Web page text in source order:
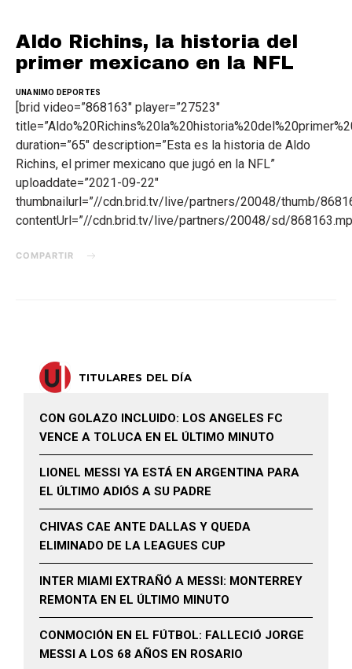
Aldo Richins, la historia del
primer mexicano en la NFL
UNANIMO DEPORTES
[brid video=”868163″ player=”27523″
duration=”65″ description=”Esta es la historia de Aldo
Richins, el primer mexicano que jugó en la NFL”
uploaddate=”2021-09-22″
thumbnailurl=”//cdn.brid.tv/live/partners/20048/thumb/
contentUrl=”//cdn.brid.tv/live/partners/20048/sd/
COMPARTIR
TITULARES DEL DÍA
CON GOLAZO INCLUIDO: LOS ANGELES FC
VENCE A TOLUCA EN EL ÚLTIMO MINUTO
LIONEL MESSI YA ESTÁ EN ARGENTINA PARA
EL ÚLTIMO ADIÓS A SU PADRE
CHIVAS CAE ANTE DALLAS Y QUEDA
ELIMINADO DE LA LEAGUES CUP
INTER MIAMI EXTRAÑÓ A MESSI: MONTERREY
REMONTA EN EL ÚLTIMO MINUTO
CONMOCIÓN EN EL FÚTBOL: FALLECIÓ JORGE
MESSI A LOS 68 AÑOS EN ROSARIO